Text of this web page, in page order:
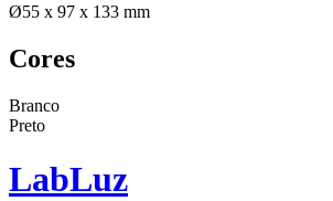
Ø55 x 97 x 133 mm
Cores
Branco
Preto
LabLuz